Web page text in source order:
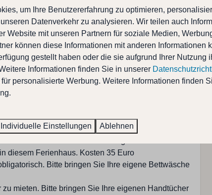
Zentrum : 1 - 5 km
In der Nahe von Strand
Fahrrad verleih: 1 - 5 km
Restaurant : 1 - 5 km
Ruhige Lage
Spielplatz: < 500 M
Strand: < 500 M
Sanitäre Anlagen
Badezimmer im Erdgeschoss
Badezimmer: 1
Toilette im Badezimmer
Veere-Sees entfernt, kinderfreundlich,
Hund willkommen
im Mietpreis enthalten und müssen bei Ankunft in
gezahlt werden:
Person (die Betten werden für Sie für die
sind in diesem Ferienhaus nicht gestattet.
diesem Ferienhaus. Kosten 35 Euro
Bitte bringen Sie Ihre eigene Bettwäsche
mieten. Bitte bringen Sie Ihre eigenen Handtücher
um Ihre Benutzererfahrung zu optimieren,
Datenverkehr zu analysieren. Wir teilen auch
Website mit unseren Partnern für soziale Medien,
können diese Informationen mit anderen Informationen
gestellt haben oder die sie aufgrund Ihrer Nutzung
Informationen finden Sie in unserer
personalisierte Werbung. Weitere Informationen finden
Individuelle Einstellungen Ablehnen